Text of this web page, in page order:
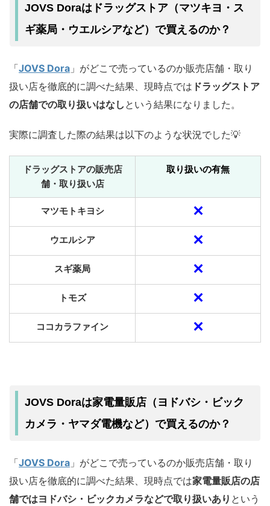
JOVS Doraはドラッグストア（マツキヨ・ス
ギ薬局・ウエルシアなど）で買えるのか？
「JOVS Dora 」がどこで売っているのか販売店舗・取り
扱い店を徹底的に調べた結果、現時点では ドラッグストア
の店舗での取り扱いはなし という結果になりました。
実際に調査した際の結果は以下のような状況でした💡
ドラッグストアの販売店
舗・取り扱い店
取り扱いの有無
マツモトキヨシ ✕
ウエルシア ✕
スギ薬局 ✕
トモズ ✕
ココカラファイン ✕
JOVS Doraは家電量販店（ヨドバシ・ビック
カメラ・ヤマダ電機など）で買えるのか？
「JOVS Dora 」がどこで売っているのか販売店舗・取り
扱い店を徹底的に調べた結果、現時点では家電量販店の店
舗ではヨドバシ・ビックカメラなどで取り扱いあり という